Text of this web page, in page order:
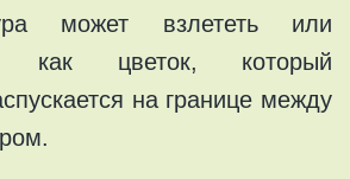
может взлететь или
как цветок, который
на границе между